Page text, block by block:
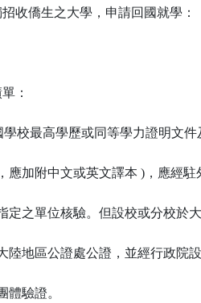
收僑生之大學，申請回國就學：
：
校最高學歷或同等學力證明文件
加附中文或英文譯本 )，應經駐
之單位核驗。但設校或分校於
地區公證處公證，並經行政院
驗證。